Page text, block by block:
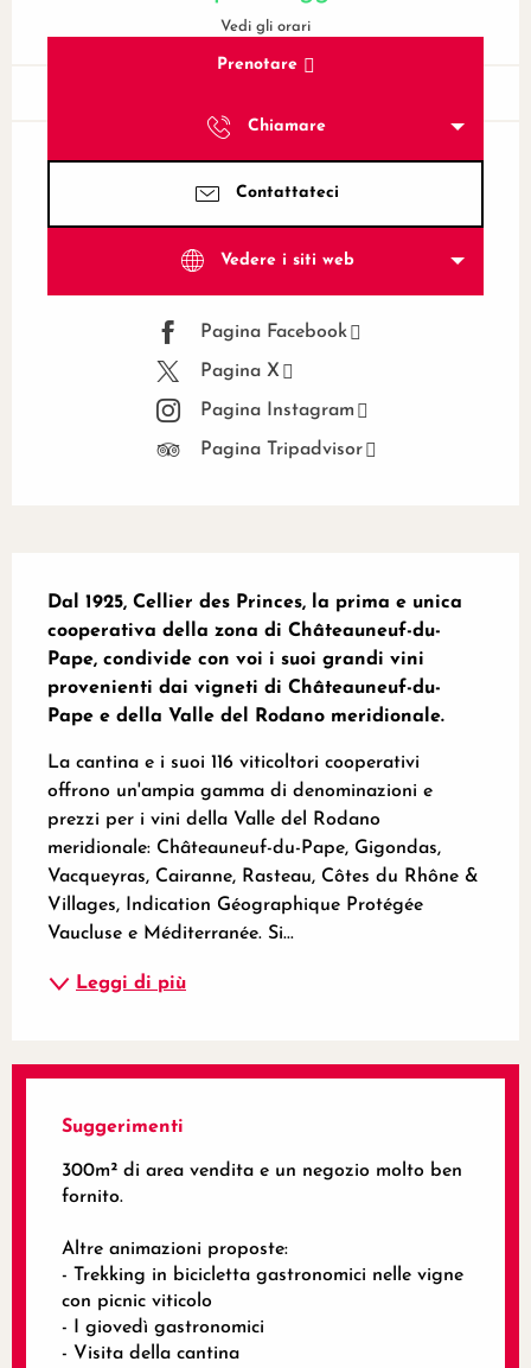
Vedi gli orari
Prenotare
Chiamare
Contattateci
Vedere i siti web
Pagina Facebook
Pagina X
Pagina Instagram
Pagina Tripadvisor
Dal 1925, Cellier des Princes, la prima e unica
cooperativa della zona di Châteauneuf-du-
Pape, condivide con voi i suoi grandi vini
provenienti dai vigneti di Châteauneuf-du-
Pape e della Valle del Rodano meridionale.
La cantina e i suoi 116 viticoltori cooperativi
offrono un'ampia gamma di denominazioni e
prezzi per i vini della Valle del Rodano
meridionale: Châteauneuf-du-Pape, Gigondas,
Vacqueyras, Cairanne, Rasteau, Côtes du Rhône &
Villages, Indication Géographique Protégée
Vaucluse e Méditerranée. Si...
Leggi di più
Suggerimenti
300m² di area vendita e un negozio molto ben
fornito.
Altre animazioni proposte:
- Trekking in bicicletta gastronomici nelle vigne
con picnic viticolo
- I giovedì gastronomici
- Visita della cantina